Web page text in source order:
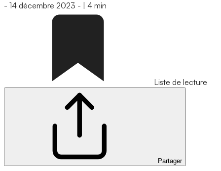
- 14 décembre 2023 - 4 min
Liste de lecture
Partager